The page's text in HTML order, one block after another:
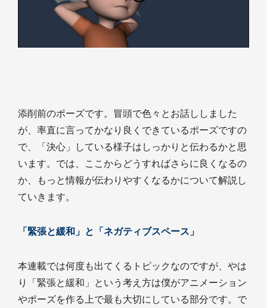
添削前のポーズです。冒頭で色々とお話ししました
が、率直に言ってかなり良くできているポーズですの
で、「決心」している様子はしっかりと伝わるかと思
います。では、ここからどうすればさらに良くなるの
か、もっと情報が伝わりやすくなるかについて解説し
ていきます。
「緊張と緩和」と「ネガティブスペース」
本連載では何度も出てくるトピックなのですが、やは
り「緊張と緩和」という考え方は僕がアニメーション
やポーズを作る上で最も大切にしている部分です。で